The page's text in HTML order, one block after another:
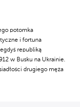
potomka
i fortuna
republiką
w Busku na Ukrainie.
drugiego męża